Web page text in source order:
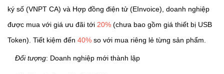
ký số (VNPT CA) và Hợp đồng điện tử (EInvoice), doanh nghiệp
được mua với giá ưu đãi tới 20% (chưa bao gồm giá thiết bị USB
Token). Tiết kiệm đến 40% so với mua riêng lẻ từng sản phẩm.
Đối tượng: Doanh nghiệp mới thành lập